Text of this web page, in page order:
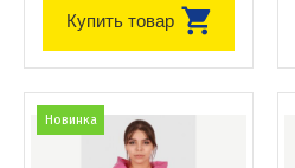
Купить товар
Новинка